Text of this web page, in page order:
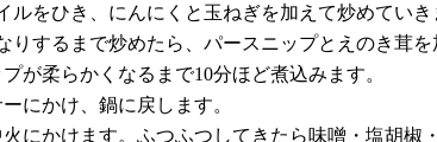
ルをひき、にんにくと玉ねぎを加えて炒めていき
りするまで炒めたら、パースニップとえのき茸を
が柔らかくなるまで10分ほど煮込みます。
にかけ、鍋に戻します。
にかけます。ふつふつしてきたら味噌・塩胡椒